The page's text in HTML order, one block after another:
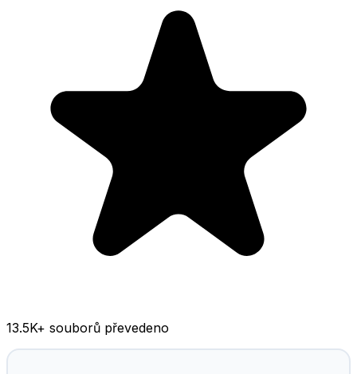
13.5K+ souborů převedeno